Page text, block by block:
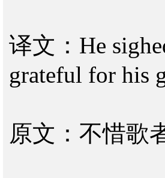
译文：He
grateful for his
原文：不惜歌